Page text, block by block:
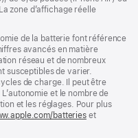
zone d’affichage réelle
de la batterie font référence
avancés en matière
réseau et de nombreux
susceptibles de varier.
de charge. Il peut être
et le nombre de
et les réglages. Pour plus
batterieset